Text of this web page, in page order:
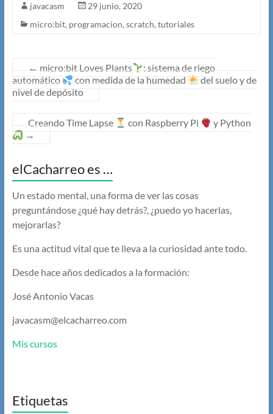
javacasm
29 junio, 2020
micro:bit, programacion,scratch,tutoriales
← micro:bit Loves Plants
: sistema de riego
automático
con medida de la humedad
del suelo y de
nivel de depósito
Creando Time Lapse con Raspberry Pi
y Python
→
elCacharreo es …
Un estado mental, una forma de ver las cosas
preguntándose ¿qué hay detrás?, ¿puedo yo hacerlas,
mejorarlas?
Es una actitud vital que te lleva a la curiosidad ante todo.
Desde hace años dedicados a la formación:
José Antonio Vacas
javacasm@elcacharreo.com
Mis cursos
Etiquetas